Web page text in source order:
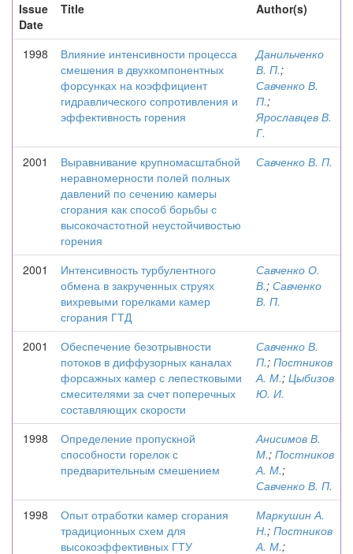
Issue
Date
Title Author(s)
1998
Влияние интенсивности процесса
смешения в двухкомпонентных
форсунках на коэффициент
гидравлического сопротивления и
эффективность горения
Данильченко
В. П.;
Савченко В.
П.;
Ярославцев В.
Г.
2001
Выравнивание крупномасштабной
неравномерности полей полных
давлений по сечению камеры
сгорания как способ борьбы с
высокочастотной неустойчивостью
горения
Савченко В. П.
2001
Интенсивность турбулентного
обмена в закрученных струях
вихревыми горелками камер
сгорания ГТД
Савченко О.
В.; Савченко
В. П.
2001
Обеспечение безотрывности
потоков в диффузорных каналах
форсажных камер с лепестковыми
смесителями за счет поперечных
составляющих скорости
Савченко В.
П.; Постников
А. М.; Цыбизов
Ю. И.
1998
Определение пропускной
способности горелок с
предварительным смешением
Анисимов В.
М.; Постников
А. М.;
Савченко В. П.
1998
Опыт отработки камер сгорания
традиционных схем для
высокоэффективных ГТУ
Маркушин А.
Н.; Постников
А. М.;